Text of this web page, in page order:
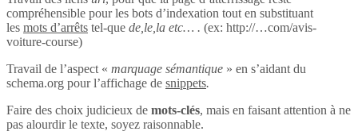
compréhensible pour les bots d’indexation tout en substituant
les mots d’arrêts tel-que de,le,la etc… . (ex: http://…com/avis-
voiture-course)
Travail de l’aspect « marquage sémantique » en s’aidant du
schema.org pour l’affichage de snippets.
Faire des choix judicieux de mots-clés, mais en faisant attention à ne
pas alourdir le texte, soyez raisonnable.